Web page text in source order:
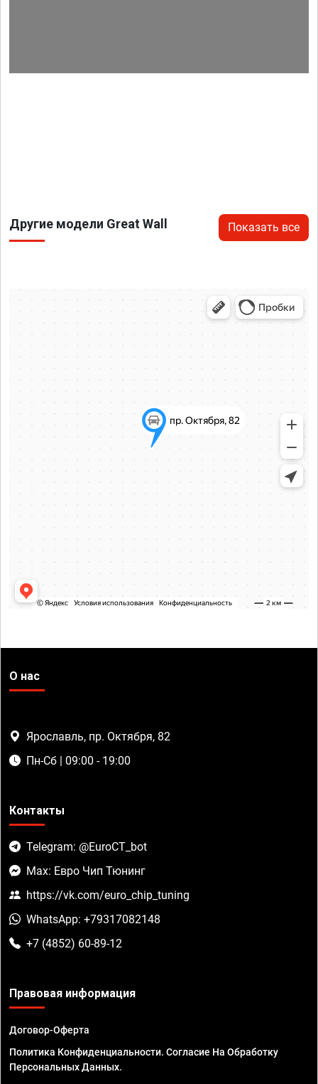
Другие модели Great Wall Показать все
О нас
Ярославль, пр. Октября, 82
Пн-Сб | 09:00 - 19:00
Контакты
Telegram: @EuroCT_bot
Max: Евро Чип Тюнинг
https://vk.com/euro_chip_tuning
WhatsApp: +79317082148
+7 (4852) 60-89-12
Правовая информация
Договор-Оферта
Политика Конфиденциальности. Согласие На Обработку
Персональных Данных.